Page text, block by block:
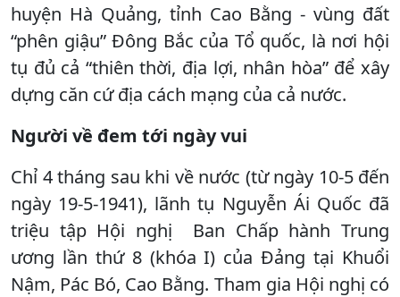
huyện Hà Quảng, tỉnh Cao Bằng - vùng đất
“phên giậu” Đông Bắc của Tổ quốc, là nơi hội
tụ đủ cả “thiên thời, địa lợi, nhân hòa” để xây
dựng căn cứ địa cách mạng của cả nước.
Người về đem tới ngày vui
Chỉ 4 tháng sau khi về nước (từ ngày 10-5 đến
ngày 19-5-1941), lãnh tụ Nguyễn Ái Quốc đã
triệu tập Hội nghị Ban Chấp hành Trung
ương lần thứ 8 (khóa I) của Đảng tại Khuổi
Nậm, Pác Bó, Cao Bằng. Tham gia Hội nghị có